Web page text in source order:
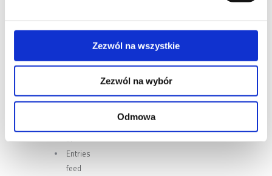
Zezwól na wszystkie
Zezwól na wybór
Odmowa
META
in
Entries
feed